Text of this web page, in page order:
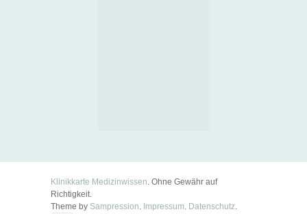
Klinikkarte Medizinwissen. Ohne Gewähr auf
Richtigkeit.
Theme by Sampression. Impressum. Datenschutz.